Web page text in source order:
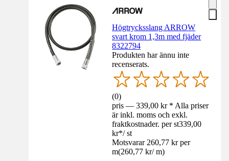
Högtrycksslang ARROW
svart krom 1,3m med fjäder
8322794
Produkten har ännu inte
recenserats.
(0)
pris — 339,00 kr * Alla priser
är inkl. moms och exkl.
fraktkostnader. per st339,00
kr*/ st
Motsvarar 260,77 kr per
m(260,77 kr/ m)